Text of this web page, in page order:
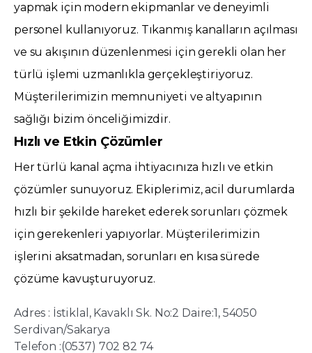
yapmak için modern ekipmanlar ve deneyimli
personel kullanıyoruz. Tıkanmış kanalların açılması
ve su akışının düzenlenmesi için gerekli olan her
türlü işlemi uzmanlıkla gerçekleştiriyoruz.
Müşterilerimizin memnuniyeti ve altyapının
sağlığı bizim önceliğimizdir.
Hızlı ve Etkin Çözümler
Her türlü kanal açma ihtiyacınıza hızlı ve etkin
çözümler sunuyoruz. Ekiplerimiz, acil durumlarda
hızlı bir şekilde hareket ederek sorunları çözmek
için gerekenleri yapıyorlar. Müşterilerimizin
işlerini aksatmadan, sorunları en kısa sürede
çözüme kavuşturuyoruz.
Adres : İstiklal, Kavaklı Sk. No:2 Daire:1, 54050
Serdivan/Sakarya
Telefon :(0537) 702 82 74